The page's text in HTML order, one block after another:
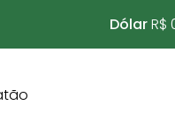
DólarR$